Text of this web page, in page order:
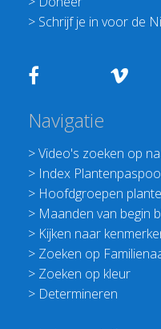
> Schrijf je in voor de
Navigatie
>Video's zoeken op
> Index
> Hoofdgroepen
> Maanden van begin
> Kijken naar
> Zoeken op
> Zoeken op kleur
> Determineren